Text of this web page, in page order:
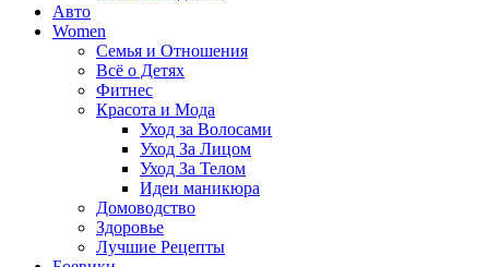
Авто
Women
Семья и Отношения
Всё о Детях
Фитнес
Красота и Мода
Уход за Волосами
Уход За Лицом
Уход За Телом
Идеи маникюра
Домоводство
Здоровье
Лучшие Рецепты